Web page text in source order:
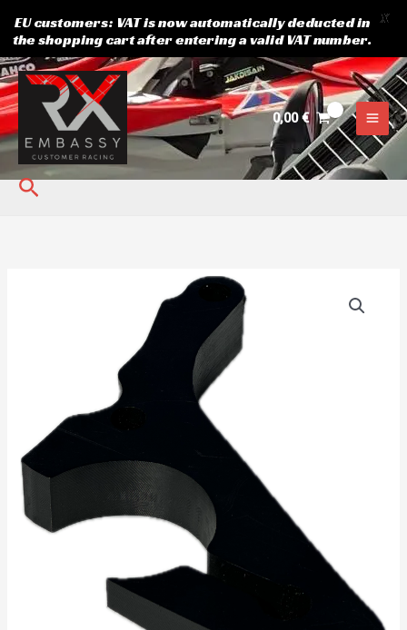
Skip
to
content
0,00€
Search
EU customers: VAT is now automatically deducted in
the shopping cart after entering a valid VAT number.
X